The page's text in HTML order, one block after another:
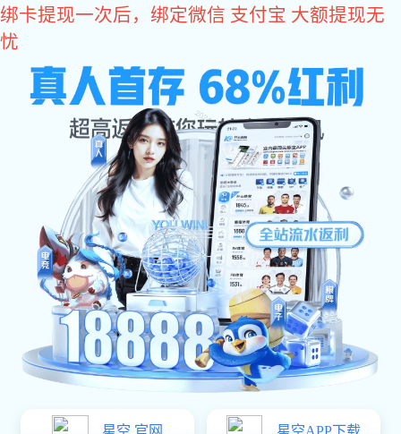
巅峰国际
鹏丰精密-烧杯拉伸模具
日期：2026-04-24 编辑：鹏丰精密五金 阅读：27
在现代制造业中，拉伸模具有着广泛的应用，它
是一种用于金属、塑料等材料成型加工的重要工
具。而“烧杯拉伸模具”则是针对特定产品形状
——如实验室常见的烧杯这样的容器进行生产的
专用模具之一。